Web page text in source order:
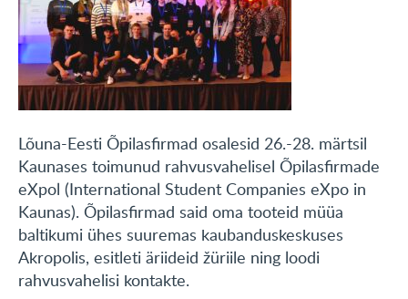
Lõuna-Eesti Õpilasfirmad osalesid 26.-28. märtsil
Kaunases toimunud rahvusvahelisel Õpilasfirmade
eXpol (International Student Companies eXpo in
Kaunas). Õpilasfirmad said oma tooteid müüa
baltikumi ühes suuremas kaubanduskeskuses
Akropolis, esitleti äriideid žüriile ning loodi
rahvusvahelisi kontakte.